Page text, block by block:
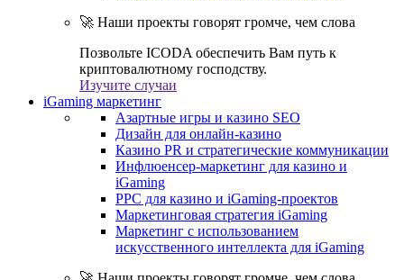
🚀 Наши проекты говорят громче, чем слова
Позвольте ICODA обеспечить Вам путь к
криптовалютному господству.
Изучите случаи
iGaming маркетинг
Азартные игры и казино SEO
Дизайн для онлайн-казино
Казино PR и стратегические коммуникации
Инфлюенсер-маркетинг для казино и
iGaming
PPC для казино и iGaming-проектов
Маркетинговая стратегия iGaming
Маркетинг с использованием
искусственного интеллекта для iGaming